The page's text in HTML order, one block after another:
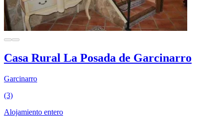
Casa Rural La Posada de Garcinarro
Garcinarro
(3)
Alojamiento entero